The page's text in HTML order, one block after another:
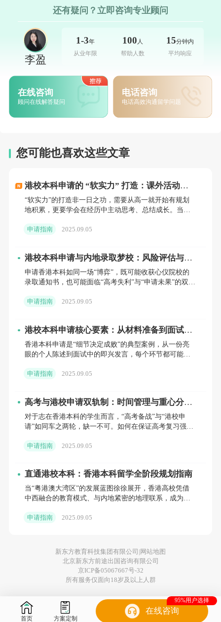
商科类专业大部分需要GMAT或GRE成绩，部
分专业需要面试。
3、香港科技大学(The Hong Kong
HKUST)
最低入学要求：
历。
6.0即可)或托福总分80+。
80-85+，非985/211院校的学生平均分达到85-
87+。商科类专业建议带GMAT或GRE申请，
部分专业需面试。
最低入学要求：
学历：需要具备学士学位或认可的同等学
历。
语言成绩：雅思总分6.5+(或托福总分
79+)，部分专业可接受国内六级英语成绩
80+，非985/211院校的学生平均分达到85+。
绩点要求相对较低，部分专业绩点3.2+即可。
5、香港理工大学(The Hong Kong
最低入学要求：
学历：需要具备学士学位或认可的同等学
历。
还有疑问？立即咨询专业顾问
李盈
1-3年
从业年限
100 人
帮助人数
15分钟内
平均响应
在线咨询
顾问在线解答疑问
电话咨询
电话高效沟通留学问题
您可能也喜欢这些文章
港校本科申请的 “软实力” 打造：课外活动与
文书亮点挖掘
“软实力”的打造非一日之功，需要从高一就开始有规划
地积累，更要学会在经历中主动思考、总结成长。当这
了“完美简历”的
申请指南 2025.09.05
港校本科申请与内地录取梦校：风险评估与备
选方案设计
申请香港本科如同一场“博弈”，既可能收获心仪院校的
录取通知书，也可能面临“高考失利”与“申请未果”的双重
校之路更
申请指南 2025.09.05
港校本科申请核心要素：从材料准备到面试通
关攻略
香港本科申请是“细节决定成败”的典型案例，从一份亮
眼的个人陈述到面试中的即兴发言，每个环节都可能影
在众多竞争者中
申请指南 2025.09.05
高考与港校申请双轨制：时间管理与重心分配
策略
对于志在香港本科的学生而言，“高考备战”与“港校申
请”如同车之两轮，缺一不可。如何在保证高考复习强度
间管理体系。
申请指南 2025.09.05
直通港校本科：香港本科留学全阶段规划指南
当“粤港澳大湾区”的发展蓝图徐徐展开，香港高校凭借
中西融合的教育模式、与内地紧密的地理联系，成为越
战”，从高一的
申请指南 2025.09.05
新东方教育科技集团有限公司| 网站地图
北京新东方前途出国咨询有限公司
京ICP备05067667号-32
所有服务仅面向18岁及以上人群
首页 方案定制
在线咨询
95%用户选择